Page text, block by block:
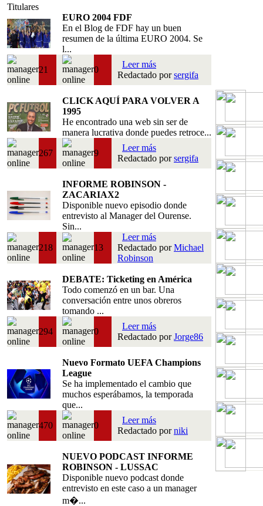
Titulares
EURO 2004 FDF
En el Blog de FDF hay un buen
resumen de la última EURO 2004. Se
l...
21 0
Leer más
Redactado porsergifa
CLICK AQUÍ PARA VOLVER A
1995
He encontrado una web sin ser de
manera lucrativa donde puedes retroce...
267 9
Leer más
Redactado porsergifa
INFORME ROBINSON -
ZACARIAX2
Disponible nuevo episodio donde
entrevisto al Manager del Ourense.
Sin...
218 13
Leer más
Redactado porMichael
Robinson
DEBATE: Ticketing en América
Todo comenzó en un bar. Una
conversación entre unos obreros
tomando ...
294 0
Leer más
Redactado porJorge86
Nuevo Formato UEFA Champions
League
Se ha implementado el cambio que
muchos esperábamos, la temporada
que...
470 0
Leer más
Redactado porniki
NUEVO PODCAST INFORME
ROBINSON - LUSSAC
Disponible nuevo podcast donde
entrevisto en este caso a un manager
m�...